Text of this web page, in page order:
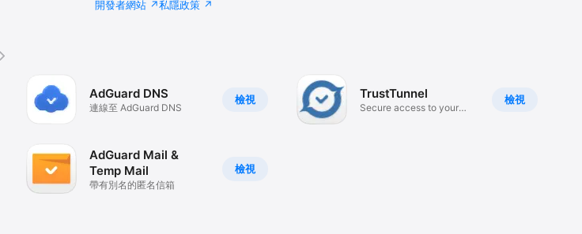
開發者網站 私隱政策
檢視
AdGuard DNS
連線至 AdGuard DNS
檢視
AdGuard Mail &
Temp Mail
帶有別名的匿名信箱
檢視
TrustTunnel
Secure access to your